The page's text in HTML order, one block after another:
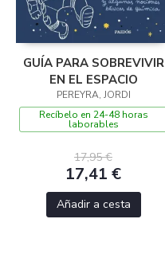
GUÍA PARA SOBREVIVIR
EN EL ESPACIO
PEREYRA, JORDI
Recíbelo en 24-48 horas
laborables
17,95 €
17,41 €
Añadir a cesta